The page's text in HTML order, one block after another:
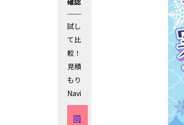
試し
て比
較！
見積
もり
Navi
同